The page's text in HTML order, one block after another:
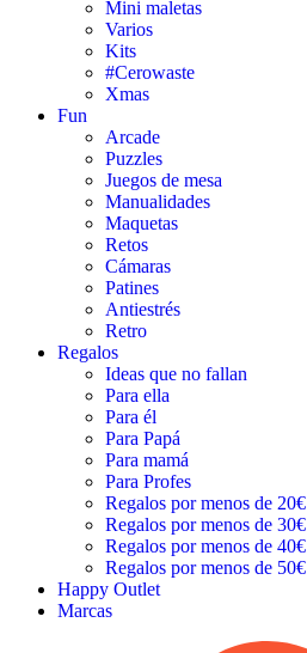
Mini maletas
Varios
Kits
#Cerowaste
Xmas
Fun
Arcade
Puzzles
Juegos de mesa
Manualidades
Maquetas
Retos
Cámaras
Patines
Antiestrés
Retro
Regalos
Ideas que no fallan
Para ella
Para él
Para Papá
Para mamá
Para Profes
Regalos por menos de 20€
Regalos por menos de 30€
Regalos por menos de 40€
Regalos por menos de 50€
Happy Outlet
Marcas